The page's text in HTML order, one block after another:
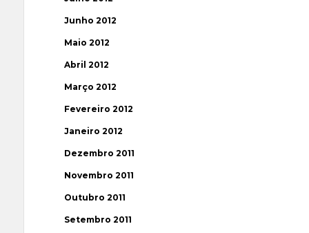
Junho 2012
Maio 2012
Abril 2012
Março 2012
Fevereiro 2012
Janeiro 2012
Dezembro 2011
Novembro 2011
Outubro 2011
Setembro 2011